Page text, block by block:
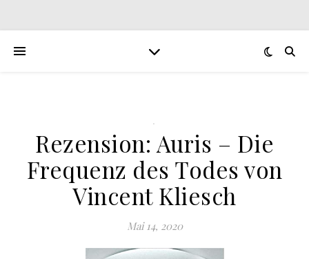
.
Rezension: Auris – Die
Frequenz des Todes von
Vincent Kliesch
Mai 14, 2020